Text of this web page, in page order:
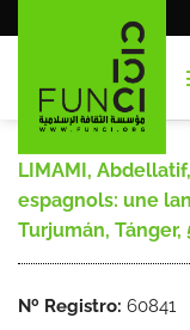
al
LIMAMI,
espagnols: une
Turjumán, Tánger,
Nº Registro: 60841